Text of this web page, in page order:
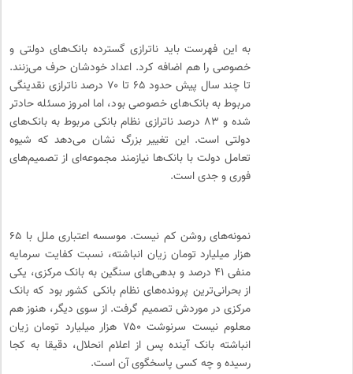
به این فهرست باید ناترازی گسترده بانک‌های دولتی و
خصوصی را هم اضافه کرد. اعداد خودشان حرف می‌زنند.
تا چند سال پیش حدود ۶۵ تا ۷۰ درصد ناترازی نقدینگی
مربوط به بانک‌های خصوصی بود، اما امروز مسئله حادتر
شده و ۸۳ درصد ناترازی نظام بانکی مربوط به بانک‌های
دولتی است. این تغییر بزرگ نشان می‌دهد که شیوه
تعامل دولت با بانک‌ها نیازمند مجموعه‌ای از تصمیم‌های
فوری و جدی است.
نمونه‌های روشن کم نیست. موسسه اعتباری ملل با ۶۵
هزار میلیارد تومان زیان انباشته، نسبت کفایت سرمایه
منفی ۴۱ درصد و بدهی‌های سنگین به بانک مرکزی، یکی
از بحرانی‌ترین پرونده‌های نظام بانکی کشور بود که بانک
مرکزی در موردش تصمیم گرفت. از سوی دیگر، هنوز هم
معلوم نیست سرنوشت ۷۵۰ هزار میلیارد تومان زیان
انباشته بانک آینده پس از اعلام انحلال، دقیقا به کجا
رسیده و چه کسی پاسخگوی آن است.